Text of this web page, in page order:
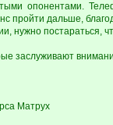
опонентами.
пройти дальше,
нужно
заслуживают
Матрух